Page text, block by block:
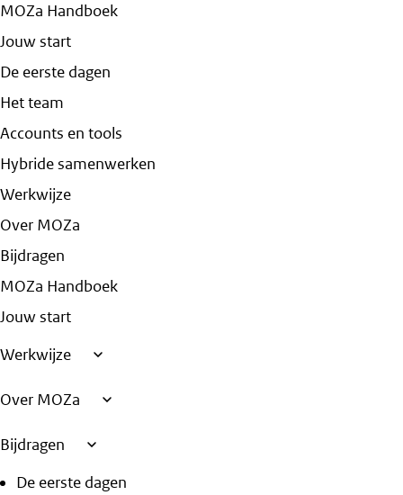
MOZa Handboek
Jouw start
De eerste dagen
Het team
Accounts en tools
Hybride samenwerken
Werkwijze
Over MOZa
Bijdragen
MOZa Handboek
Jouw start
Werkwijze
Over MOZa
Bijdragen
De eerste dagen